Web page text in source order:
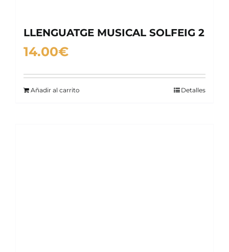
LLENGUATGE MUSICAL SOLFEIG 2
14.00€
Añadir al carrito Detalles